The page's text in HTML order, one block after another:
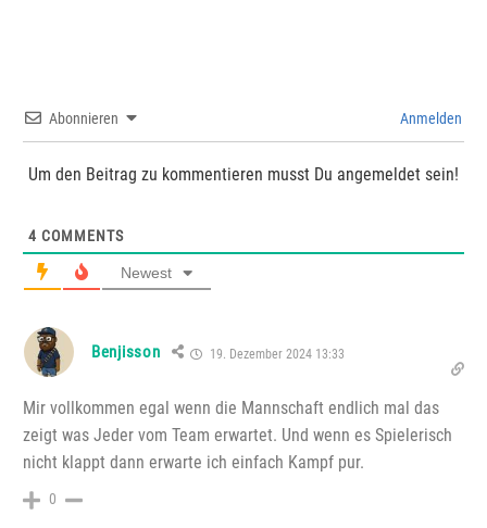
Abonnieren Anmelden
Um den Beitrag zu kommentieren musst Du angemeldet sein!
4 COMMENTS
Newest
Benjisson 19. Dezember 2024 13:33
Mir vollkommen egal wenn die Mannschaft endlich mal das
zeigt was Jeder vom Team erwartet. Und wenn es Spielerisch
nicht klappt dann erwarte ich einfach Kampf pur.
0